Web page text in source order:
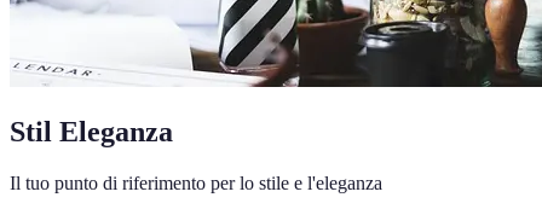
Stil Eleganza
Il tuo punto di riferimento per lo stile e l'eleganza